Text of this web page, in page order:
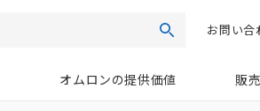
検索お問い合
オムロンの提供価値 販